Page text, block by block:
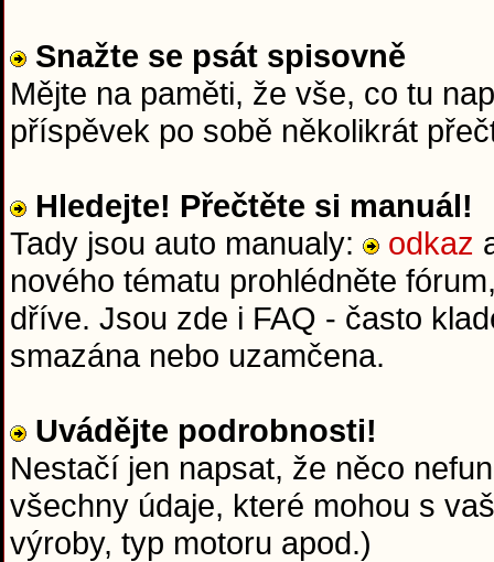
Snažte se psát spisovně
Mějte na paměti, že vše, co tu
příspěvek po sobě několikrát
Hledejte! Přečtěte si manuál!
Tady jsou auto manualy:
odkaz
nového tématu prohlédněte
dříve. Jsou zde i FAQ - často
smazána nebo uzamčena.
Uvádějte podrobnosti!
Nestačí jen napsat, že něco
všechny údaje, které mohou s
výroby, typ motoru apod.)